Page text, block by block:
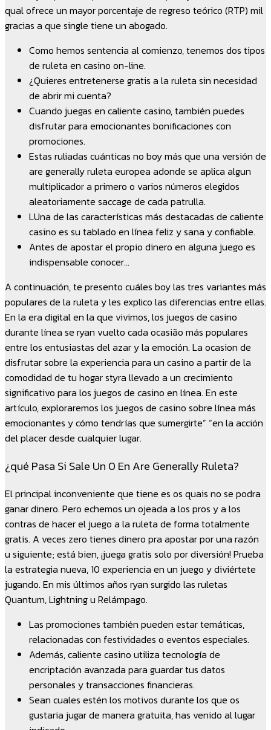
qual ofrece un mayor porcentaje de regreso teórico (RTP) mil
gracias a que single tiene un abogado.
Como hemos sentencia al comienzo, tenemos dos tipos
de ruleta en casino on-line.
¿Quieres entretenerse gratis a la ruleta sin necesidad
de abrir mi cuenta?
Cuando juegas en caliente casino, también puedes
disfrutar para emocionantes bonificaciones con
promociones.
Estas ruliadas cuánticas no boy más que una versión de
are generally ruleta europea adonde se aplica algun
multiplicador a primero o varios números elegidos
aleatoriamente saccage de cada patrulla.
LUna de las características más destacadas de caliente
casino es su tablado en línea feliz y sana y confiable.
Antes de apostar el propio dinero en alguna juego es
indispensable conocer…
A continuación, te presento cuáles boy las tres variantes más
populares de la ruleta y les explico las diferencias entre ellas.
En la era digital en la que vivimos, los juegos de casino
durante línea se ryan vuelto cada ocasião más populares
entre los entusiastas del azar y la emoción. La ocasion de
disfrutar sobre la experiencia para un casino a partir de la
comodidad de tu hogar styra llevado a un crecimiento
significativo para los juegos de casino en línea. En este
artículo, exploraremos los juegos de casino sobre línea más
emocionantes y cómo tendrías que sumergirte” “en la acción
del placer desde cualquier lugar.
¿qué Pasa Si Sale Un 0 En Are Generally Ruleta?
El principal inconveniente que tiene es os quais no se podra
ganar dinero. Pero echemos un ojeada a los pros y a los
contras de hacer el juego a la ruleta de forma totalmente
gratis. A veces zero tienes dinero pra apostar por una razón
u siguiente; está bien, ¡juega gratis solo por diversión! Prueba
la estrategia nueva, 10 experiencia en un juego y diviértete
jugando. En mis últimos años ryan surgido las ruletas
Quantum, Lightning u Relámpago.
Las promociones también pueden estar temáticas,
relacionadas con festividades o eventos especiales.
Además, caliente casino utiliza tecnología de
encriptación avanzada para guardar tus datos
personales y transacciones financieras.
Sean cuales estén los motivos durante los que os
gustaria jugar de manera gratuita, has venido al lugar